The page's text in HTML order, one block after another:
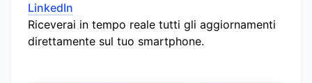
LinkedIn
Riceverai in tempo reale tutti gli aggiornamenti
direttamente sul tuo smartphone.